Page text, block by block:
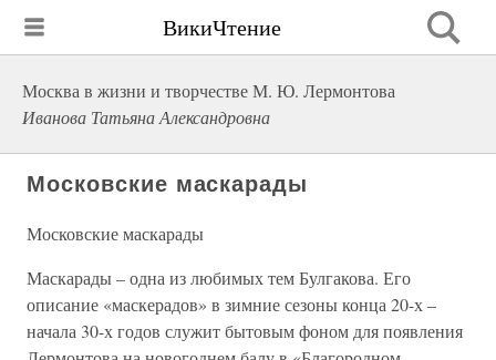
ВикиЧтение
Москва в жизни и творчестве М. Ю. Лермонтова
Иванова Татьяна Александровна
Московские маскарады
Московские маскарады
Маскарады – одна из любимых тем Булгакова. Его
описание «маскерадов» в зимние сезоны конца 20-х –
начала 30-х годов служит бытовым фоном для появления